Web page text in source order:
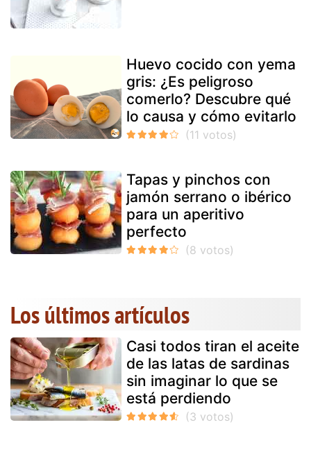
Huevo cocido con yema
gris: ¿Es peligroso
comerlo? Descubre qué
lo causa y cómo evitarlo
Tapas y pinchos con
jamón serrano o ibérico
para un aperitivo
perfecto
Los últimos artículos
Casi todos tiran el aceite
de las latas de sardinas
sin imaginar lo que se
está perdiendo